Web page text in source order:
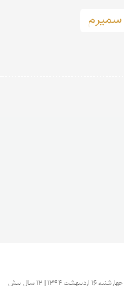
سمیرم